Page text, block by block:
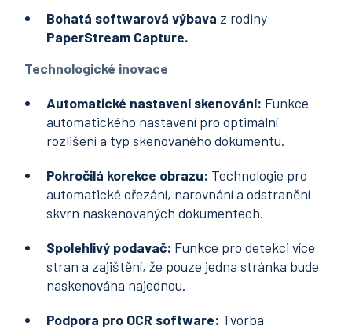
Bohatá softwarová výbava z rodiny
PaperStream Capture.
Technologické inovace
Automatické nastavení skenování: Funkce
automatického nastavení pro optimální
rozlišení a typ skenovaného dokumentu.
Pokročilá korekce obrazu: Technologie pro
automatické ořezání, narovnání a odstranění
skvrn naskenovaných dokumentech.
Spolehlivý podavač: Funkce pro detekci více
stran a zajištění, že pouze jedna stránka bude
naskenována najednou.
Podpora pro OCR software: Tvorba